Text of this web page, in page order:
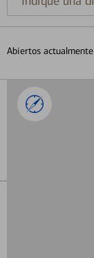
Indique
una
Abiertos actualmente